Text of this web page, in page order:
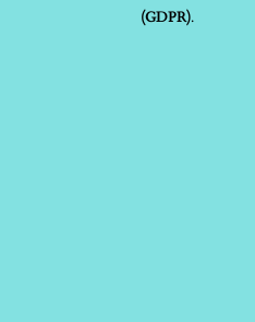
(GDPR).